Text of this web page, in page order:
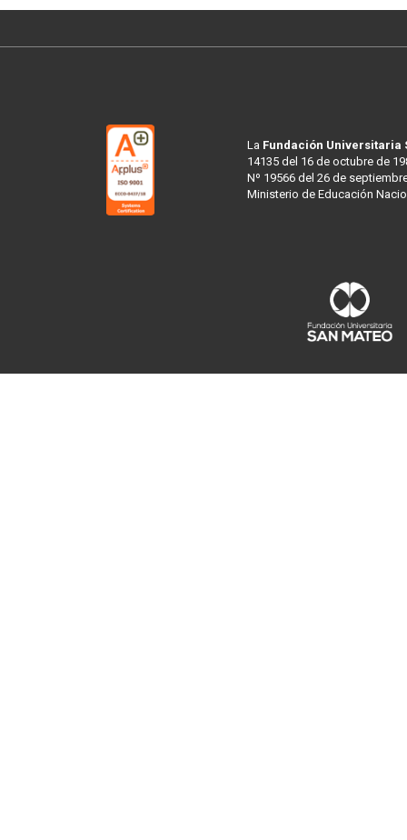
La Fundación Universitaria
14135 del 16 de octubre de
Nº 19566 del 26 de
Ministerio de Educación